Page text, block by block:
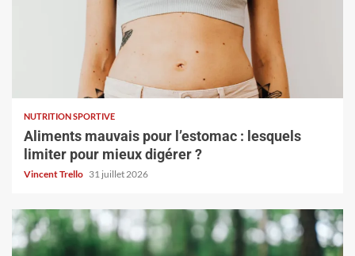
NUTRITION SPORTIVE
Aliments mauvais pour l’estomac : lesquels
limiter pour mieux digérer ?
Vincent Trello 31 juillet 2026